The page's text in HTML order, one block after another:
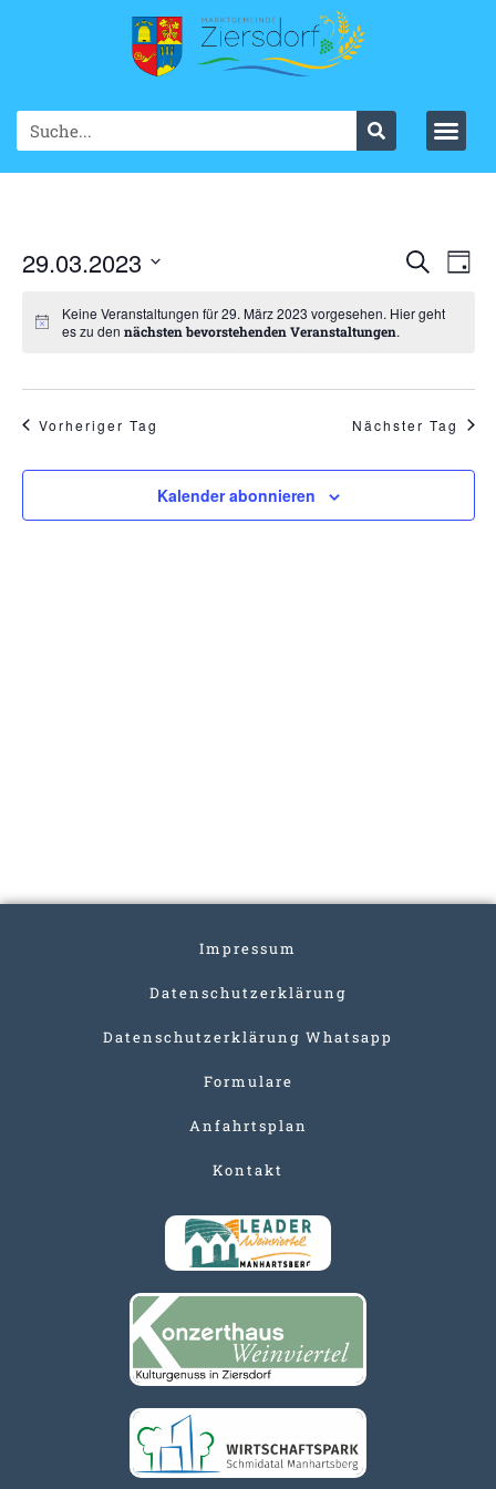
SucheTag
29.03.2023
wählen.Keine Veranstaltungen für 29. März 2023 vorgesehen. Hier geht
es zu den nächsten bevorstehenden Veranstaltungen.
Vorheriger Tag Nächster Tag
Kalender abonnieren
Impressum
Datenschutzerklärung
Datenschutzerklärung Whatsapp
Formulare
Anfahrtsplan
Kontakt